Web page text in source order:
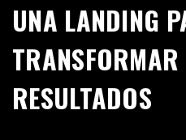
UNA LANDING
TRANSFORMAR
RESULTADOS